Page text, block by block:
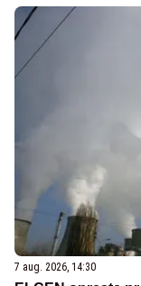
7 aug. 2026, 14:30